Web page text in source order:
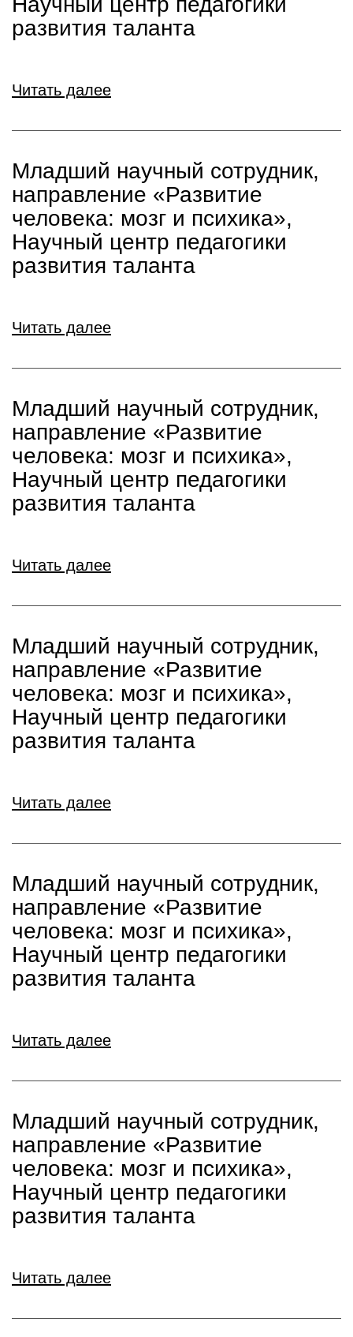
развития таланта
Читать далее
Младший научный сотрудник,
направление «Развитие
человека: мозг и психика»,
Научный центр педагогики
развития таланта
Читать далее
Младший научный сотрудник,
направление «Развитие
человека: мозг и психика»,
Научный центр педагогики
развития таланта
Читать далее
Младший научный сотрудник,
направление «Развитие
человека: мозг и психика»,
Научный центр педагогики
развития таланта
Читать далее
Младший научный сотрудник,
направление «Развитие
человека: мозг и психика»,
Научный центр педагогики
развития таланта
Читать далее
Младший научный сотрудник,
направление «Развитие
человека: мозг и психика»,
Научный центр педагогики
развития таланта
Читать далее